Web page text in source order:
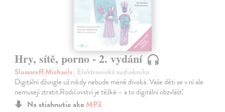
Hry, sítě, porno - 2. vydání
Slussareff Michaela| Elektronická audiokniha
Digitální džungle už nikdy nebude méně divoká. Vaše děti se v ní ale
nemusejí ztratit.Rodičovství je těžké – a to digitální obzvlášť.
Na stiahnutie ako MP3